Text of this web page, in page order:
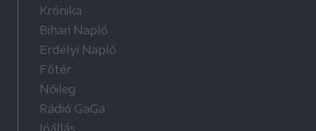
Krónika
Bihari Napló
Erdélyi Napló
Főtér
Nőileg
Rádió GaGa
Jóállás